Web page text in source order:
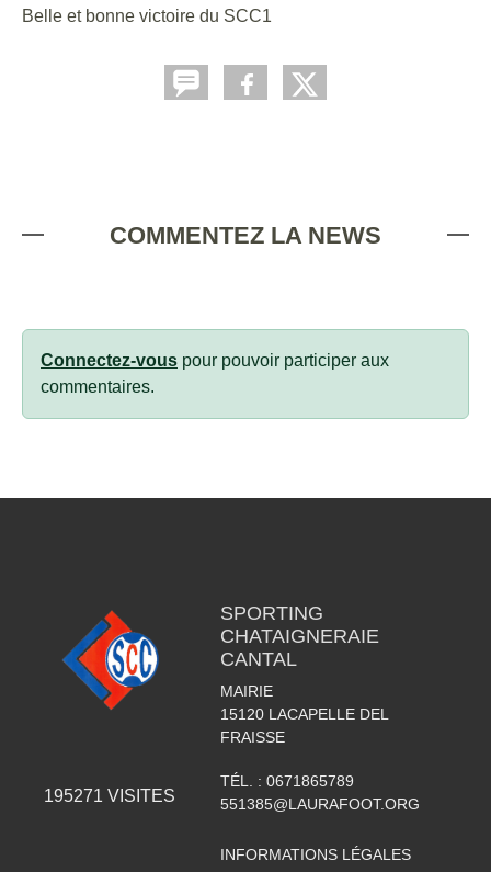
Belle et bonne victoire du SCC1
COMMENTEZ LA NEWS
Connectez-vous pour pouvoir participer aux
commentaires.
195271 VISITES
SPORTING
CHATAIGNERAIE
CANTAL
MAIRIE
15120 LACAPELLE DEL
FRAISSE
TÉL. : 0671865789
551385@LAURAFOOT.ORG
INFORMATIONS LÉGALES